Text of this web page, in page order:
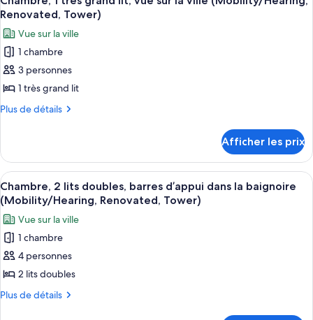
(Renovated)
grand
lit,
vue
sur
la
piscine,
au
la
piscine
(Renovated)
grand
vue
sur
la
piscine,
au
de
toutes
les
photos
pour
ce
type
de
1
très
grand
lit,
vue
sur
la
ville
(Mobility/Hearing,
Renovated,
Renovated, Tower)
Vue sur la ville
1 chambre
3 personnes
1 très grand lit
Plus de détails
Plus
Chambre,
très
grand
lit,
vue
sur
la
ville
(Mobility/Hearing,
Tower)
Afficher les prix
Afficher
toutes
les
photos
pour
ce
type
de
Un lit bien fait, avec des oreillers
3
Chambre, 2 lits doubles, barres d’appui dans la baignoire
(Mobility/Hearing, Renovated, Tower)
Vue sur la ville
1 chambre
4 personnes
2 lits doubles
Plus de détails
Plus